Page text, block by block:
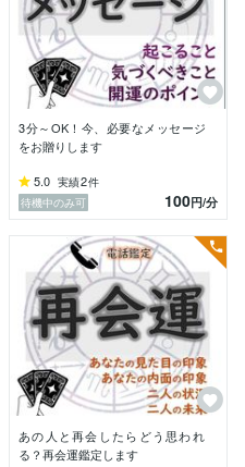
イス
の思いに気づきにくいもの
たにとって最善の結果を得
ます。
まで見えた者はキッチリお
いただきます。
人・年運・家庭環境に関し
ました。
3分～OK！今、必要なメッセージ
をお贈りします
5.0 実績2件
待機中のみ可
100円/分
あの人と再会したらどう思われ
る？再会運鑑定します